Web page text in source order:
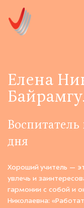
Елена
дня
Хороший учитель —
увлечь и
гармонии с собой и
Николаевна: